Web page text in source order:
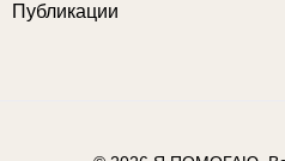
Публикации